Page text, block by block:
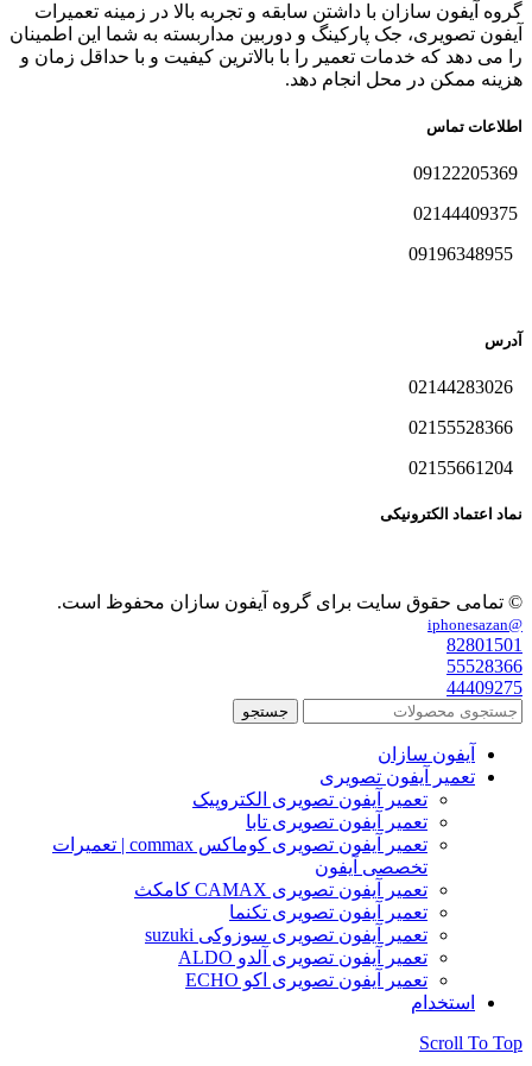
گروه آیفون سازان با داشتن سابقه و تجربه بالا در زمینه تعمیرات
آیفون تصویری، جک پارکینگ و دوربین مداربسته به شما این اطمینان
را می دهد که خدمات تعمیر را با بالاترین کیفیت و با حداقل زمان و
هزینه ممکن در محل انجام دهد.
اطلاعات تماس
آدرس
نماد اعتماد الکترونیکی
© تمامی حقوق سایت برای گروه آیفون سازان محفوظ است.
@iphonesazan
82801501
55528366
44409275
جستجو
آیفون سازان
تعمیر آیفون تصویری
تعمیر آیفون تصویری الکتروپیک
تعمیر آیفون تصویری تابا
تعمیر آیفون تصویری کوماکس commax | تعمیرات
تخصصی آیفون
تعمیر آیفون تصویری CAMAX کامکث
تعمیر آیفون تصویری تکنما
تعمیر آیفون تصویری سوزوکی suzuki
تعمیر آیفون تصویری آلدو ALDO
تعمیر آیفون تصویری اکو ECHO
استخدام
Scroll To Top